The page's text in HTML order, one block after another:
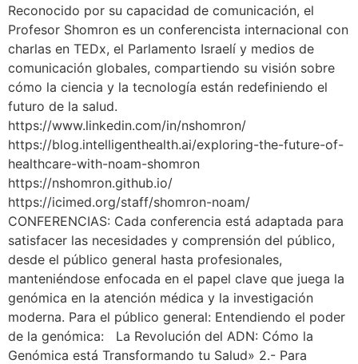
Reconocido por su capacidad de comunicación, el
Profesor Shomron es un conferencista internacional con
charlas en TEDx, el Parlamento Israelí y medios de
comunicación globales, compartiendo su visión sobre
cómo la ciencia y la tecnología están redefiniendo el
futuro de la salud.
https://www.linkedin.com/in/nshomron/
https://blog.intelligenthealth.ai/exploring-the-future-of-
healthcare-with-noam-shomron
https://nshomron.github.io/
https://icimed.org/staff/shomron-noam/
CONFERENCIAS: Cada conferencia está adaptada para
satisfacer las necesidades y comprensión del público,
desde el público general hasta profesionales,
manteniéndose enfocada en el papel clave que juega la
genómica en la atención médica y la investigación
moderna. Para el público general: Entendiendo el poder
de la genómica: La Revolución del ADN: Cómo la
Genómica está Transformando tu Salud» 2.- Para